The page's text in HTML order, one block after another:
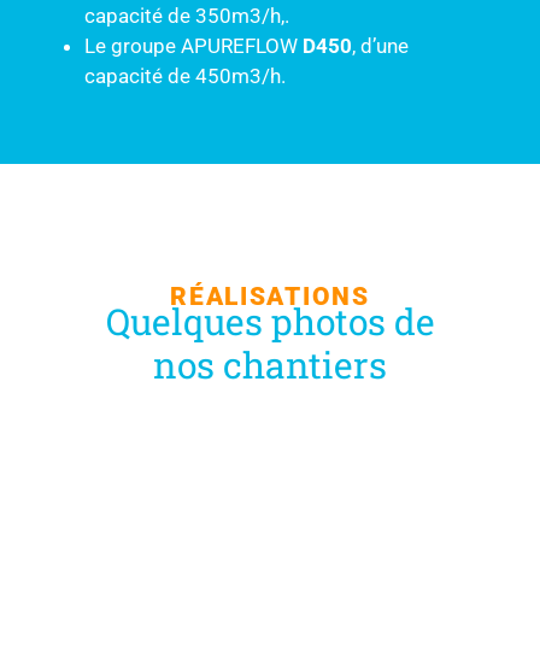
capacité de 350m3/h,.
Le groupe APUREFLOW D450, d’une
capacité de 450m3/h.
RÉALISATIONS
Quelques photos de
nos chantiers